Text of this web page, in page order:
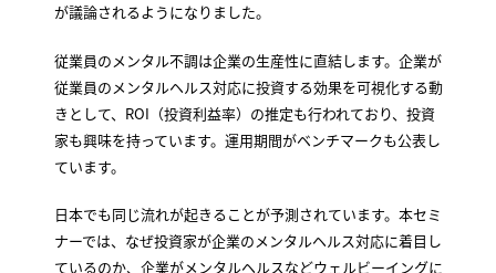
が議論されるようになりました。
従業員のメンタル不調は企業の生産性に直結します。企業が
従業員のメンタルヘルス対応に投資する効果を可視化する動
きとして、ROI（投資利益率）の推定も行われており、投資
家も興味を持っています。運用期間がベンチマークも公表し
ています。
日本でも同じ流れが起きることが予測されています。本セミ
ナーでは、なぜ投資家が企業のメンタルヘルス対応に着目し
ているのか、企業がメンタルヘルスなどウェルビーイングに